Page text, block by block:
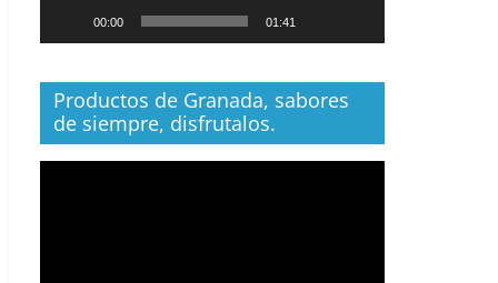
00:00 01:41
Productos de Granada, sabores
de siempre, disfrutalos.